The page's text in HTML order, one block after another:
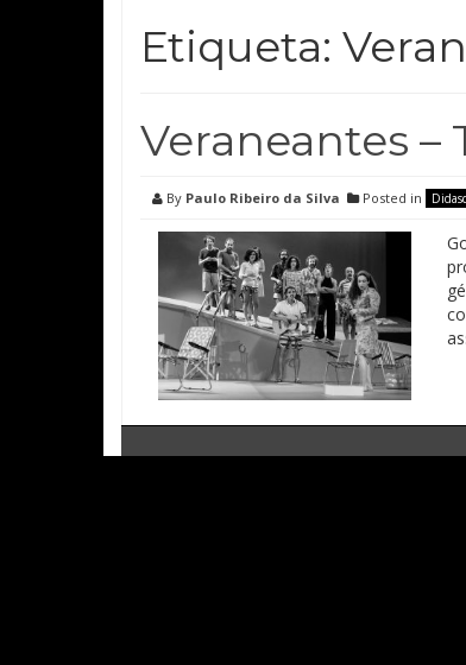
Etiqueta:
Veraneantes –
By Paulo Ribeiro da Silva Posted in